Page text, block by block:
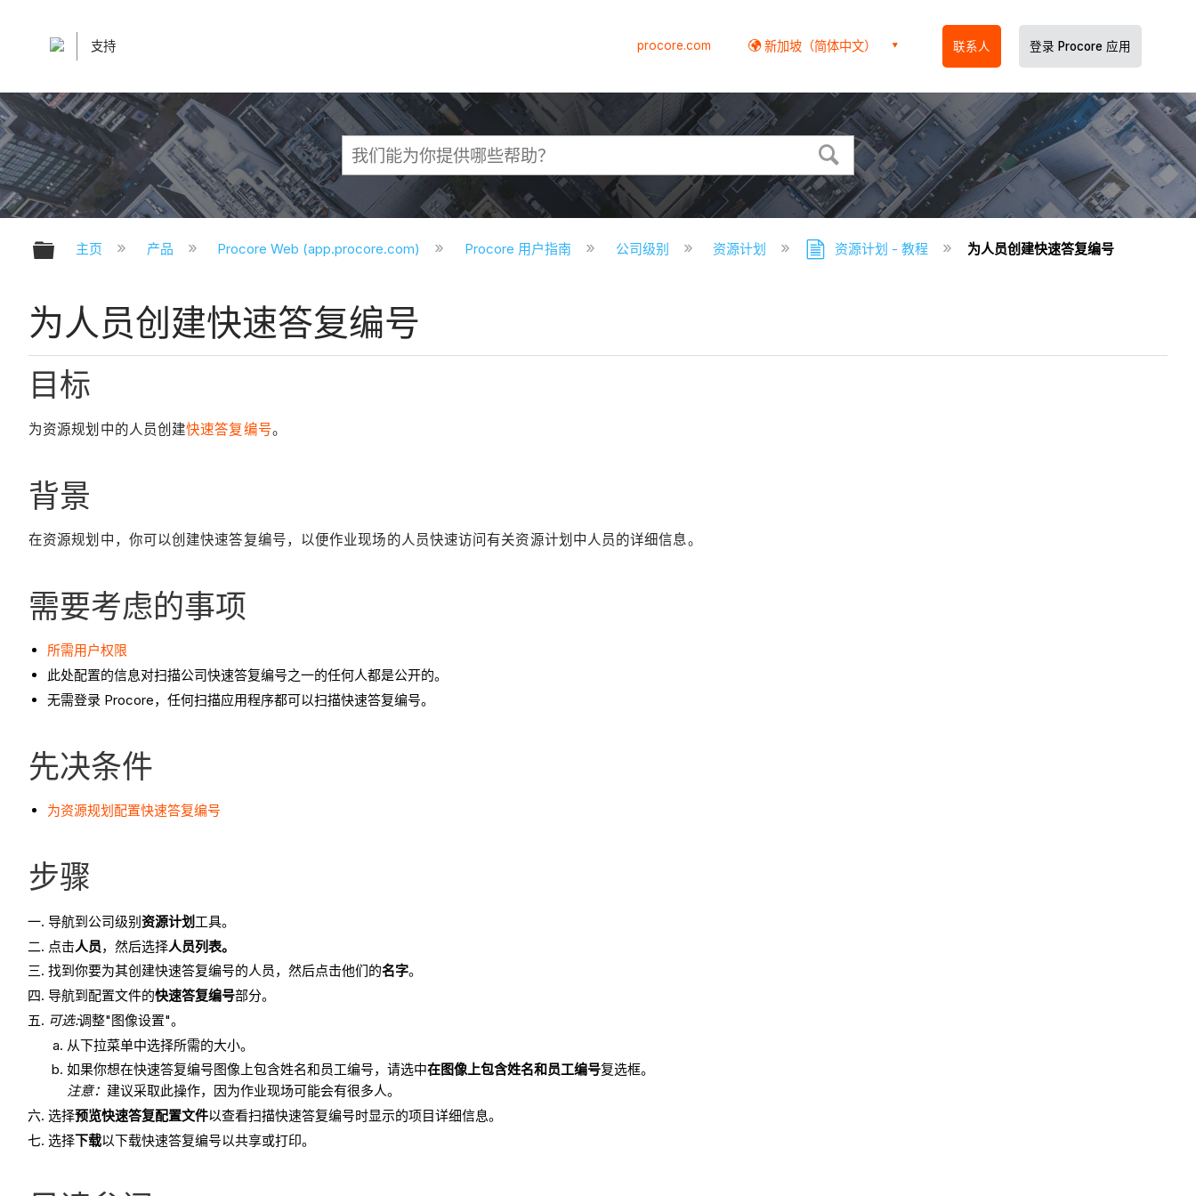
支持 procore.com 新加坡（简体中文） 联系人 登录 Procore 应用
扩展/隐缩全局层次
主页 产品 Procore Web (app.procore.com) Procore 用户指南 公司级别 资源计划 资源计划 - 教程 为人员创建快速答复编号
为人员创建快速答复编号
目标
为资源规划中的人员创建快速答复编号。
背景
在资源规划中，你可以创建快速答复编号，以便作业现场的人员快速访问有关资源计划中人员的详细信息。
需要考虑的事项
所需用户权限
此处配置的信息对扫描公司快速答复编号之一的任何人都是公开的。
无需登录 Procore，任何扫描应用程序都可以扫描快速答复编号。
先决条件
为资源规划配置快速答复编号
步骤
导航到公司级别资源计划 工具。
点击人员，然后选择人员列表。
找到你要为其创建快速答复编号的人员，然后点击他们的名字。
导航到配置文件的快速答复编号部分。
可选:调整"图像设置"。
从下拉菜单中选择所需的大小。
如果你想在快速答复编号图像上包含姓名和员工编号，请选中在图像上包含姓名和员工编号复选框。
注意： 建议采取此操作，因为作业现场可能会有很多人。
选择预览快速答复配置文件以查看扫描快速答复编号时显示的项目详细信息。
选择下载以下载快速答复编号以共享或打印。